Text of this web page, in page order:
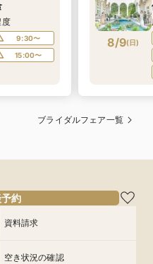
度
9:30〜
15:00〜
8/9(日)
ブライダルフェア一覧
約
資料請求
空き状況の確認